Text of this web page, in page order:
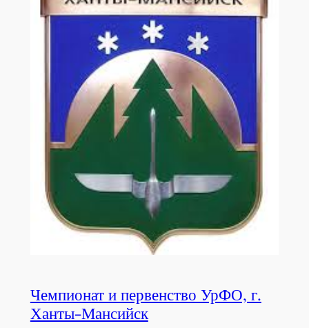
Чемпионат и первенство УрФО, г.
Ханты-Мансийск